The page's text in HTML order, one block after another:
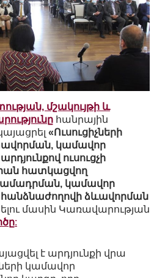
մշակույթի և
հանրային
«Ուսուցիչների
կամավոր
ուսուցչի
հատկացվող
կամավոր
ձևավորման
մասին Կառավարության
:
է արդյունքի վրա
կամավոր